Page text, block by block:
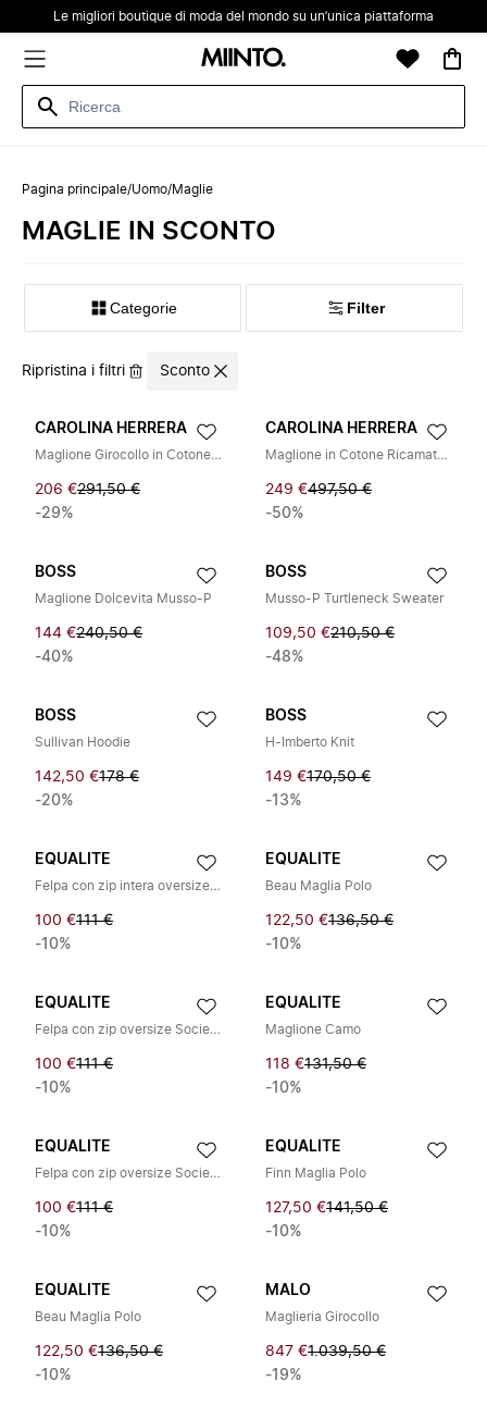
Le migliori boutique di moda del mondo su un’unica piattaforma
Pagina principale/Uomo/Maglie
MAGLIE IN SCONTO
Categorie Filter
Ripristina i filtri Sconto
CAROLINA HERRERA
Maglione Girocollo in Cotone Gasato
206 €291,50 €
-29%
CAROLINA HERRERA
Maglione in Cotone Ricamato con Monogramma Initials
249 €497,50 €
-50%
BOSS
Maglione Dolcevita Musso-P
144 €240,50 €
-40%
BOSS
Musso-P Turtleneck Sweater
109,50 €210,50 €
-48%
BOSS
Sullivan Hoodie
142,50 €178 €
-20%
BOSS
H-Imberto Knit
149 €170,50 €
-13%
EQUALITE
Felpa con zip intera oversize Societe 2.0
100 €111 €
-10%
EQUALITE
Beau Maglia Polo
122,50 €136,50 €
-10%
EQUALITE
Felpa con zip oversize Societe 2.0
100 €111 €
-10%
EQUALITE
Maglione Camo
118 €131,50 €
-10%
EQUALITE
Felpa con zip oversize Societe 2.0
100 €111 €
-10%
EQUALITE
Finn Maglia Polo
127,50 €141,50 €
-10%
EQUALITE
Beau Maglia Polo
122,50 €136,50 €
-10%
MALO
Maglieria Girocollo
847 €1.039,50 €
-19%